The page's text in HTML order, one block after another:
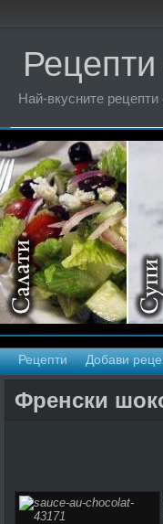
Рецепти
Най-вкусните
Рецепти Добави
Френски